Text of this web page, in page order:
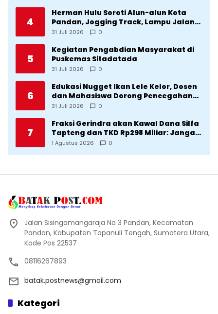
4
Herman Hulu Soroti Alun-alun Kota
Pandan, Jogging Track, Lampu Jalan
Lingkar Kota yang Tak Terurus
31 Juli 2026 0
5
Kegiatan Pengabdian Masyarakat di
Puskemas Sitadatada
31 Juli 2026 0
6
Edukasi Nugget Ikan Lele Kelor, Dosen
dan Mahasiswa Dorong Pencegahan
Stunting di Desa Silangkitang
31 Juli 2026 0
7
Fraksi Gerindra akan Kawal Dana Silfa
Tapteng dan TKD Rp298 Miliar: Jangan
Sampai Pekerjaan Pusat dan Provinsi
1 Agustus 2026 0
Jalan Sisingamangaraja No 3 Pandan, Kecamatan
Pandan, Kabupaten Tapanuli Tengah, Sumatera Utara,
Kode Pos 22537
08116267893
batak.postnews@gmail.com
Kategori